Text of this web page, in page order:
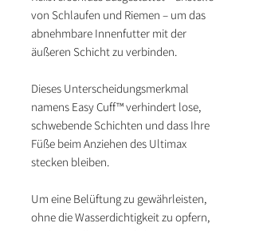
von Schlaufen und Riemen – um das
abnehmbare Innenfutter mit der
äußeren Schicht zu verbinden.
Dieses Unterscheidungsmerkmal
namens Easy Cuff™ verhindert lose,
schwebende Schichten und dass Ihre
Füße beim Anziehen des Ultimax
stecken bleiben.
Um eine Belüftung zu gewährleisten,
ohne die Wasserdichtigkeit zu opfern,